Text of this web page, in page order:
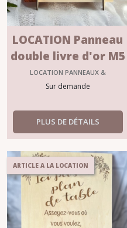
LOCATION Panneau
double livre d'or M5
LOCATION PANNEAUX &
SIGNALITIQUE MARIAGE
Sur demande
PLUS DE DÉTAILS
ARTICLE A LA LOCATION